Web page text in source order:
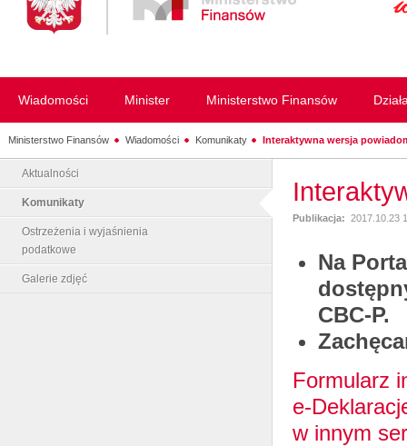
Wiadomości Minister Ministerstwo Finansów
Ministerstwo Finansów Wiadomości Komunikaty Interaktywna wersja
Aktualności
Komunikaty
Ostrzeżenia i wyjaśnienia
podatkowe
Galerie zdjęć
Publikacja: 2017.10.23
Na
CBC-P.
Formularz
e-
w innym